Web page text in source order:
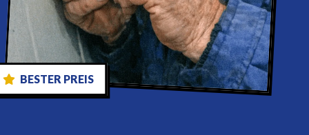
BESTER PREIS